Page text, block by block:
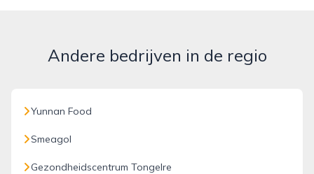
Andere bedrijven in de regio
Yunnan Food
Smeagol
Gezondheidscentrum Tongelre